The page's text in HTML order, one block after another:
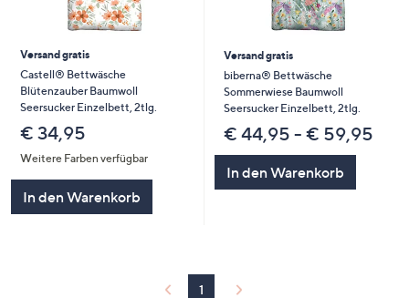
Versand gratis
Castell® Bettwäsche
Blütenzauber Baumwoll
Seersucker Einzelbett, 2tlg.
€ 34,95
Weitere Farben verfügbar
In den Warenkorb
Versand gratis
biberna® Bettwäsche
Sommerwiese Baumwoll
Seersucker Einzelbett, 2tlg.
€ 44,95 - € 59,95
In den Warenkorb
1